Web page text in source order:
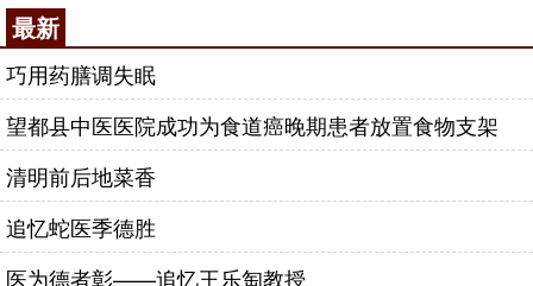
最新
巧用药膳调失眠
望都县中医医院成功为食道癌晚期患者放置食物支架
清明前后地菜香
追忆蛇医季德胜
医为德者彰——追忆王乐匋教授